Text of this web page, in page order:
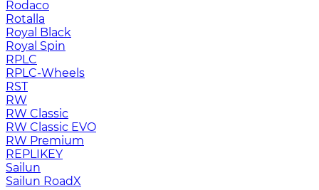
Rodaco
Rotalla
Royal Black
Royal Spin
RPLC
RPLC-Wheels
RST
RW
RW Classic
RW Classic EVO
RW Premium
RЕPLIKEY
Sailun
Sailun RoadX